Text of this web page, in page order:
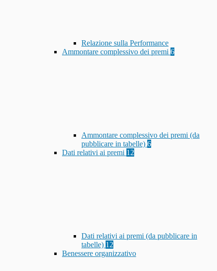
Relazione sulla Performance
Ammontare complessivo dei premi 6
Ammontare complessivo dei premi (da
pubblicare in tabelle) 6
Dati relativi ai premi 12
Dati relativi ai premi (da pubblicare in
tabelle) 12
Benessere organizzativo